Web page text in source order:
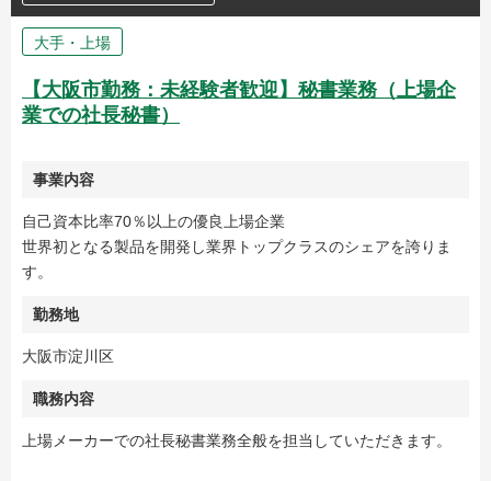
大手・上場
【大阪市勤務：未経験者歓迎】秘書業務（上場企
業での社長秘書）
事業内容
自己資本比率70％以上の優良上場企業
世界初となる製品を開発し業界トップクラスのシェアを誇りま
す。
勤務地
大阪市淀川区
職務内容
上場メーカーでの社長秘書業務全般を担当していただきます。